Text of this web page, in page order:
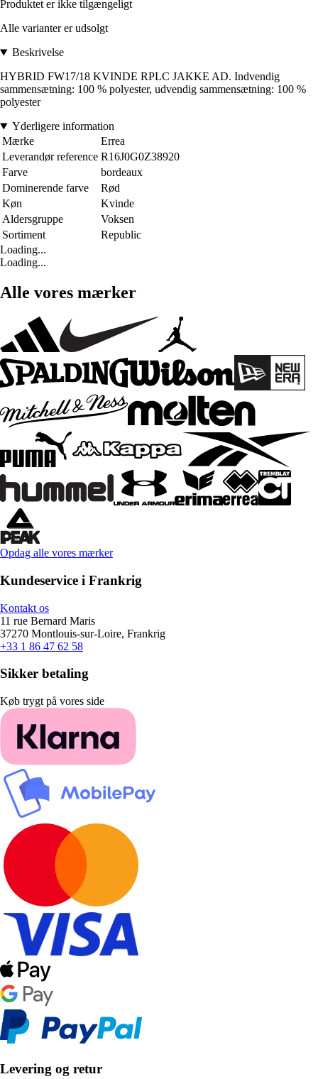
Produktet er ikke tilgængeligt
Alle varianter er udsolgt
Beskrivelse
HYBRID FW17/18 KVINDE RPLC JAKKE AD. Indvendig
sammensætning: 100 % polyester, udvendig sammensætning: 100 %
polyester
Yderligere information
Mærke
Errea
Leverandør reference R16J0G0Z38920
Farve
bordeaux
Dominerende farve
Rød
Køn
Kvinde
Aldersgruppe
Voksen
Sortiment
Republic
Loading...
Loading...
Alle vores mærker
Opdag alle vores mærker
Kundeservice i Frankrig
Kontakt os
11 rue Bernard Maris
37270 Montlouis-sur-Loire, Frankrig
+33 1 86 47 62 58
Sikker betaling
Køb trygt på vores side
Levering og retur